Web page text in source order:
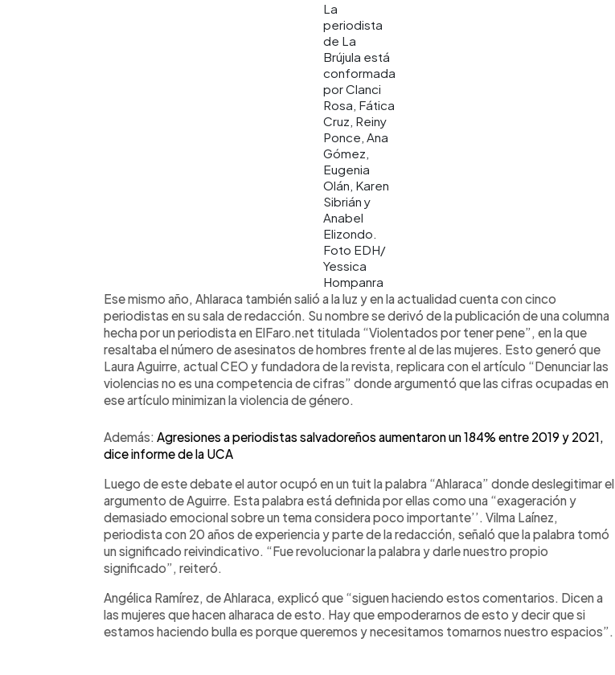
La
periodista
de La
Brújula está
conformada
por Clanci
Rosa, Fática
Cruz, Reiny
Ponce, Ana
Gómez,
Eugenia
Olán, Karen
Sibrián y
Anabel
Elizondo.
Foto EDH/
Yessica
Hompanra
Ese mismo año, Ahlaraca también salió a la luz y en la actualidad cuenta con cinco
periodistas en su sala de redacción. Su nombre se derivó de la publicación de una columna
hecha por un periodista en ElFaro.net titulada “Violentados por tener pene”, en la que
resaltaba el número de asesinatos de hombres frente al de las mujeres. Esto generó que
Laura Aguirre, actual CEO y fundadora de la revista, replicara con el artículo “Denunciar las
violencias no es una competencia de cifras” donde argumentó que las cifras ocupadas en
ese artículo minimizan la violencia de género.
Además: Agresiones a periodistas salvadoreños aumentaron un 184% entre 2019 y 2021,
dice informe de la UCA
Luego de este debate el autor ocupó en un tuit la palabra “Ahlaraca” donde deslegitimar el
argumento de Aguirre. Esta palabra está definida por ellas como una “exageración y
demasiado emocional sobre un tema considera poco importante’’. Vilma Laínez,
periodista con 20 años de experiencia y parte de la redacción, señaló que la palabra tomó
un significado reivindicativo. “Fue revolucionar la palabra y darle nuestro propio
significado”, reiteró.
Angélica Ramírez, de Ahlaraca, explicó que “siguen haciendo estos comentarios. Dicen a
las mujeres que hacen alharaca de esto. Hay que empoderarnos de esto y decir que si
estamos haciendo bulla es porque queremos y necesitamos tomarnos nuestro espacios”.